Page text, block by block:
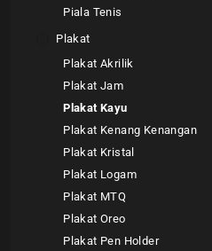
Piala Tenis
Plakat
Plakat Akrilik
Plakat Jam
Plakat Kayu
Plakat Kenang Kenangan
Plakat Kristal
Plakat Logam
Plakat MTQ
Plakat Oreo
Plakat Pen Holder